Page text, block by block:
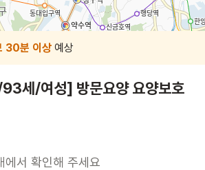
30분 이상 예상
세/여성] 방문요양 요양보호
에서 확인해 주세요